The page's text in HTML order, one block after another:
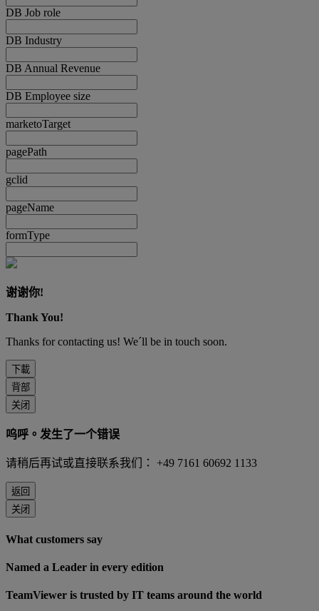
DB Job role
DB Industry
DB Annual Revenue
DB Employee size
marketoTarget
pagePath
gclid
pageName
formType
谢谢你!
Thank You!
Thanks for contacting us! We´ll be in touch soon.
下載
背部
关闭
呜呼。发生了一个错误
请稍后再试或直接联系我们： +49 7161 60692 1133
返回
关闭
What customers say
Named a Leader in every edition
TeamViewer is trusted by IT teams around the world